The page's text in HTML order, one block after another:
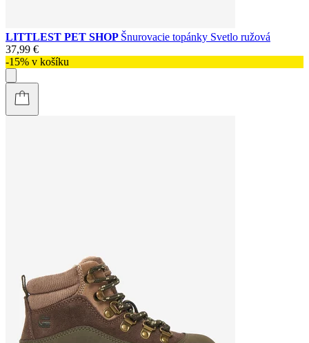
LITTLEST PET SHOP Šnurovacie topánky Svetlo ružová
37,99 €
-15% v košíku